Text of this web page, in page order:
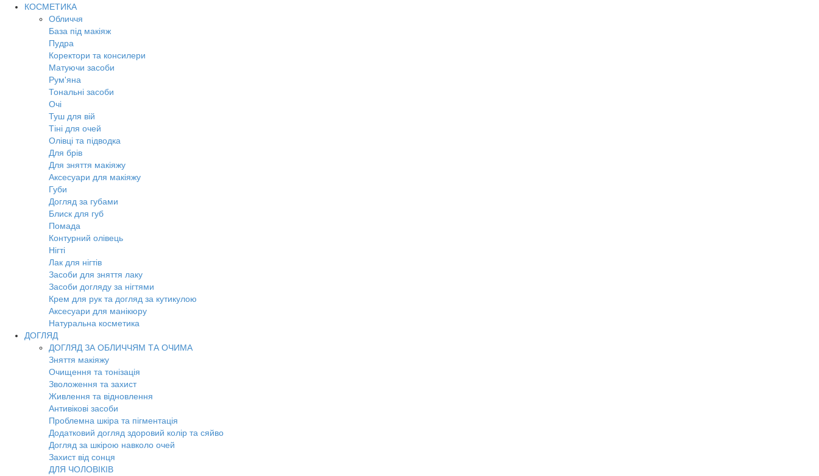
КОСМЕТИКА
Обличчя
База під макіяж
Пудра
Коректори та консилери
Матуючи засоби
Рум'яна
Тональні засоби
Очі
Туш для вій
Тіні для очей
Олівці та підводка
Для брів
Для зняття макіяжу
Аксесуари для макіяжу
Губи
Догляд за губами
Блиск для губ
Помада
Контурний олівець
Нігті
Лак для нігтів
Засоби для зняття лаку
Засоби догляду за нігтями
Крем для рук та догляд за кутикулою
Аксесуари для манікюру
Натуральна косметика
ДОГЛЯД
ДОГЛЯД ЗА ОБЛИЧЧЯМ ТА ОЧИМА
Зняття макіяжу
Очищення та тонізація
Зволоження та захист
Живлення та відновлення
Антивікові засоби
Проблемна шкіра та пігментація
Додатковий догляд здоровий колір та сяйво
Догляд за шкірою навколо очей
Захист від сонця
ДЛЯ ЧОЛОВІКІВ